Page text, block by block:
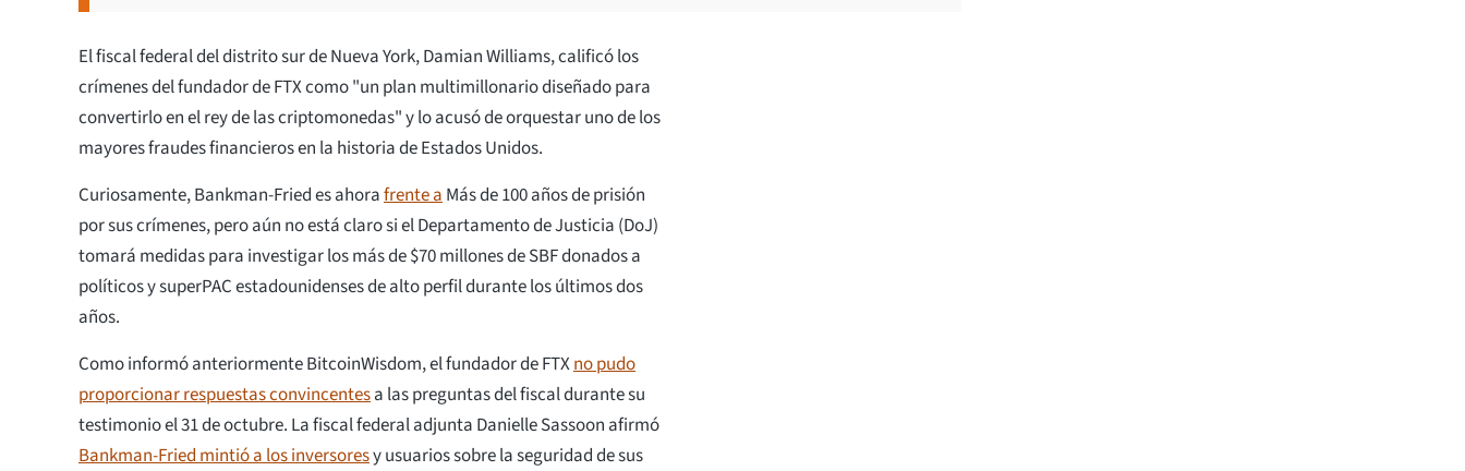
El fiscal federal del distrito sur de Nueva York, Damian Williams, calificó los
crímenes del fundador de FTX como "un plan multimillonario diseñado para
convertirlo en el rey de las criptomonedas" y lo acusó de orquestar uno de los
mayores fraudes financieros en la historia de Estados Unidos.
Curiosamente, Bankman-Fried es ahorafrente a Más de 100 años de prisión
por sus crímenes, pero aún no está claro si el Departamento de Justicia (DoJ)
tomará medidas para investigar los más de $70 millones de SBF donados a
políticos y superPAC estadounidenses de alto perfil durante los últimos dos
años.
Como informó anteriormente BitcoinWisdom, el fundador de FTXno pudo
proporcionar respuestas convincentesa las preguntas del fiscal durante su
testimonio el 31 de octubre. La fiscal federal adjunta Danielle Sassoon afirmó
Bankman-Fried mintió a los inversoresy usuarios sobre la seguridad de sus